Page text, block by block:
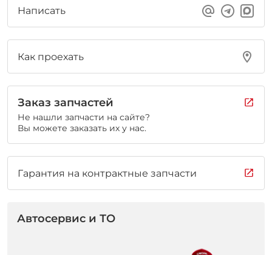
Написать
Как проехать
Заказ запчастей
Не нашли запчасти на сайте?
Вы можете заказать их у нас.
Гарантия на контрактные запчасти
Автосервис и ТО